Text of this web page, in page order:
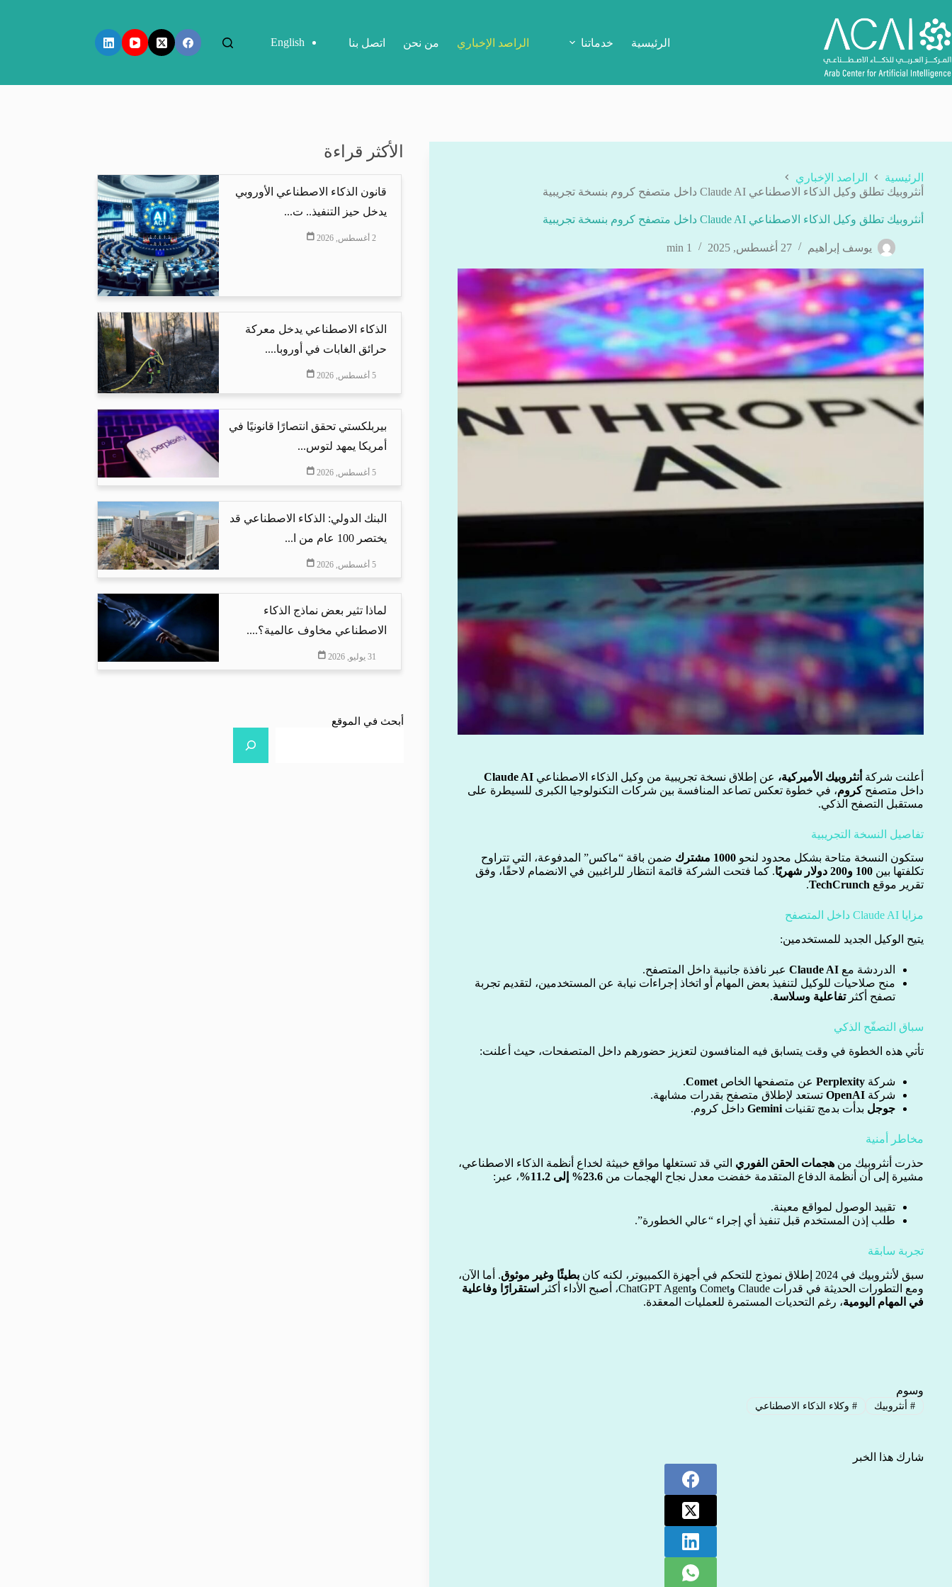
إلى
المحتوى
الرئيسية خدماتنا الراصد الإخباري من نحن اتصل بنا English
الرئيسية
الراصد الإخباري
أنثروبيك تطلق وكيل الذكاء الاصطناعي Claude AI داخل متصفح كروم بنسخة تجريبية
أنثروبيك تطلق وكيل الذكاء الاصطناعي Claude AI داخل متصفح كروم بنسخة تجريبية
يوسف إبراهيم 27 أغسطس, 2025 1 min
أعلنت شركة أنثروبيك الأميركية، عن إطلاق نسخة تجريبية من وكيل الذكاء الاصطناعي Claude AI
داخل متصفحكروم، في خطوة تعكس تصاعد المنافسة بين شركات التكنولوجيا الكبرى للسيطرة على
مستقبل التصفح الذكي.
تفاصيل النسخة التجريبية
ستكون النسخة متاحة بشكل محدود لنحو 1000 مشترك
ضمن باقة “ماكس” المدفوعة، التي تتراوح
تكلفتها بين 100 و200 دولار شهريًا
. كما فتحت الشركة قائمة انتظار للراغبين في الانضمام لاحقًا، وفق
تقرير موقع TechCrunch
.
مزايا Claude AI داخل المتصفح
يتيح الوكيل الجديد للمستخدمين:
الدردشة مع Claude AI عبر نافذة جانبية داخل المتصفح.
منح صلاحيات للوكيل لتنفيذ بعض المهام أو اتخاذ إجراءات نيابة عن المستخدمين، لتقديم تجربة
تصفح أكثرتفاعلية وسلاسة.
سباق التصفّح الذكي
تأتي هذه الخطوة في وقت يتسابق فيه المنافسون لتعزيز حضورهم داخل المتصفحات، حيث أعلنت:
شركة Perplexity عن متصفحها الخاص Comet
.
شركة OpenAI تستعد لإطلاق متصفح بقدرات مشابهة.
جوجل بدأت بدمج تقنيات Gemini داخل كروم.
مخاطر أمنية
حذرت أنثروبيك من هجمات الحقن الفوري التي قد تستغلها مواقع خبيثة لخداع أنظمة الذكاء الاصطناعي،
مشيرة إلى أن أنظمة الدفاع المتقدمة خفضت معدل نجاح الهجمات من 23.6% إلى 11.2% ، عبر:
تقييد الوصول لمواقع معينة.
طلب إذن المستخدم قبل تنفيذ أي إجراء “عالي الخطورة”.
تجربة سابقة
سبق لأنثروبيك في 2024 إطلاق نموذج للتحكم في أجهزة الكمبيوتر، لكنه كان
بطيئًا وغير موثوق. أما الآن،
ومع التطورات الحديثة في قدرات Claude وComet وChatGPT Agent، أصبح الأداء أكثر
استقرارًا وفاعلية
في المهام اليومية، رغم التحديات المستمرة للعمليات المعقدة.
وسوم
#أنثروبيك #وكلاء الذكاء الاصطناعي
شارك هذا الخبر
الأكثر قراءة
قانون الذكاء الاصطناعي الأوروبي
يدخل حيز التنفيذ.. ت...
2 أغسطس, 2026
الذكاء الاصطناعي يدخل معركة
حرائق الغابات في أوروبا....
5 أغسطس, 2026
بيربلكستي تحقق انتصارًا قانونيًا في
أمريكا يمهد لتوس...
5 أغسطس, 2026
البنك الدولي: الذكاء الاصطناعي قد
يختصر 100 عام من ا...
5 أغسطس, 2026
لماذا تثير بعض نماذج الذكاء
الاصطناعي مخاوف عالمية؟....
31 يوليو, 2026
أبحث في الموقع